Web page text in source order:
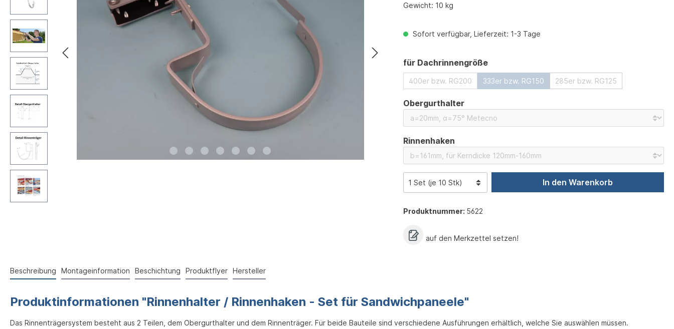
Gewicht: 10 kg
Sofort verfügbar, Lieferzeit: 1-3 Tage
für Dachrinnengrößeauswählen
400er bzw. RG200 333er bzw. RG150 285er bzw. RG125
Obergurthalterauswählen
Rinnenhaken
In den Warenkorb
Produktnummer: 5622
auf den Merkzettel setzen!
Beschreibung Montageinformation Beschichtung Produktflyer Hersteller
Produktinformationen "Rinnenhalter / Rinnenhaken - Set für Sandwichpaneele"
Das Rinnenträgersystem besteht aus 2 Teilen, dem Obergurthalter und dem Rinnenträger. Für beide Bauteile sind verschiedene Ausführungen erhältlich, welche Sie auswählen müssen.